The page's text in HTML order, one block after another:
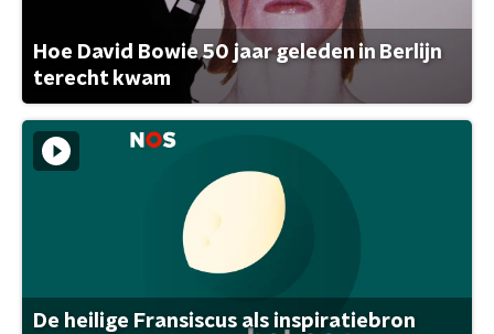
Hoe David Bowie 50 jaar geleden in Berlijn
terecht kwam
De heilige Fransiscus als inspiratiebron